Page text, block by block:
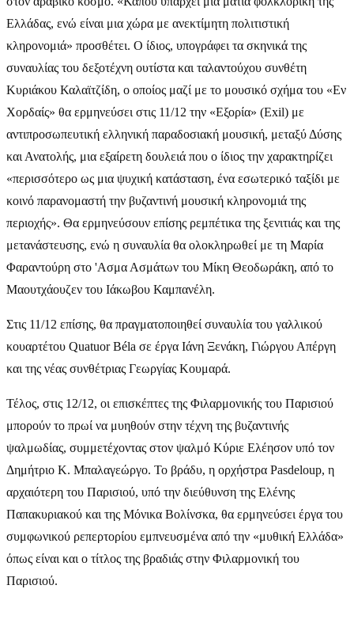
Ελλάδας, ενώ είναι μια χώρα με ανεκτίμητη πολιτιστική
κληρονομιά» προσθέτει. Ο ίδιος, υπογράφει τα σκηνικά της
συναυλίας του δεξοτέχνη ουτίστα και ταλαντούχου συνθέτη
Κυριάκου Καλαϊτζίδη, ο οποίος μαζί με το μουσικό σχήμα του «Εν
Χορδαίς» θα ερμηνεύσει στις 11/12 την «Εξορία» (Exil) με
αντιπροσωπευτική ελληνική παραδοσιακή μουσική, μεταξύ Δύσης
και Ανατολής, μια εξαίρετη δουλειά που ο ίδιος την χαρακτηρίζει
«περισσότερο ως μια ψυχική κατάσταση, ένα εσωτερικό ταξίδι με
κοινό παρανομαστή την βυζαντινή μουσική κληρονομιά της
περιοχής». Θα ερμηνεύσουν επίσης ρεμπέτικα της ξενιτιάς και της
μετανάστευσης, ενώ η συναυλία θα ολοκληρωθεί με τη Μαρία
Φαραντούρη στο 'Ασμα Ασμάτων του Μίκη Θεοδωράκη, από το
Μαουτχάουζεν του Ιάκωβου Καμπανέλη.
Στις 11/12 επίσης, θα πραγματοποιηθεί συναυλία του γαλλικού
κουαρτέτου Quatuor Béla σε έργα Ιάνη Ξενάκη, Γιώργου Απέργη
και της νέας συνθέτριας Γεωργίας Κουμαρά.
Τέλος, στις 12/12, οι επισκέπτες της Φιλαρμονικής του Παρισιού
μπορούν το πρωί να μυηθούν στην τέχνη της βυζαντινής
ψαλμωδίας, συμμετέχοντας στον ψαλμό Κύριε Ελέησον υπό τον
Δημήτριο Κ. Μπαλαγεώργο. Το βράδυ, η ορχήστρα Pasdeloup, η
αρχαιότερη του Παρισιού, υπό την διεύθυνση της Ελένης
Παπακυριακού και της Μόνικα Βολίνσκα, θα ερμηνεύσει έργα του
συμφωνικού ρεπερτορίου εμπνευσμένα από την «μυθική Ελλάδα»
όπως είναι και ο τίτλος της βραδιάς στην Φιλαρμονική του
Παρισιού.